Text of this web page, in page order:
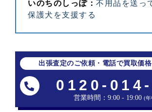
いのちのしっぽ： 不用品を送っ
保護犬を支援する
出張査定のご依頼・電話で買取価
0120-
営業時間：9:00 - 19:00 (年